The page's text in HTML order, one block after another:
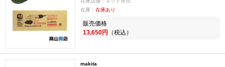
在庫： 在庫あり
販売価格
13,650円 （税込）
makita